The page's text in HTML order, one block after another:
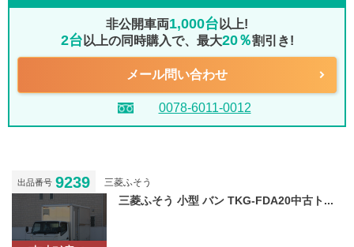
非公開車両1,000台 以上!
2台 以上の同時購入で、最大20％割引き!
メール問い合わせ
0078-6011-0012
出品番号 9239 三菱ふそう
三菱ふそう 小型 バン TKG-FDA20中古ト...